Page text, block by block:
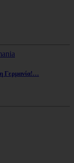
Γερμανία!…